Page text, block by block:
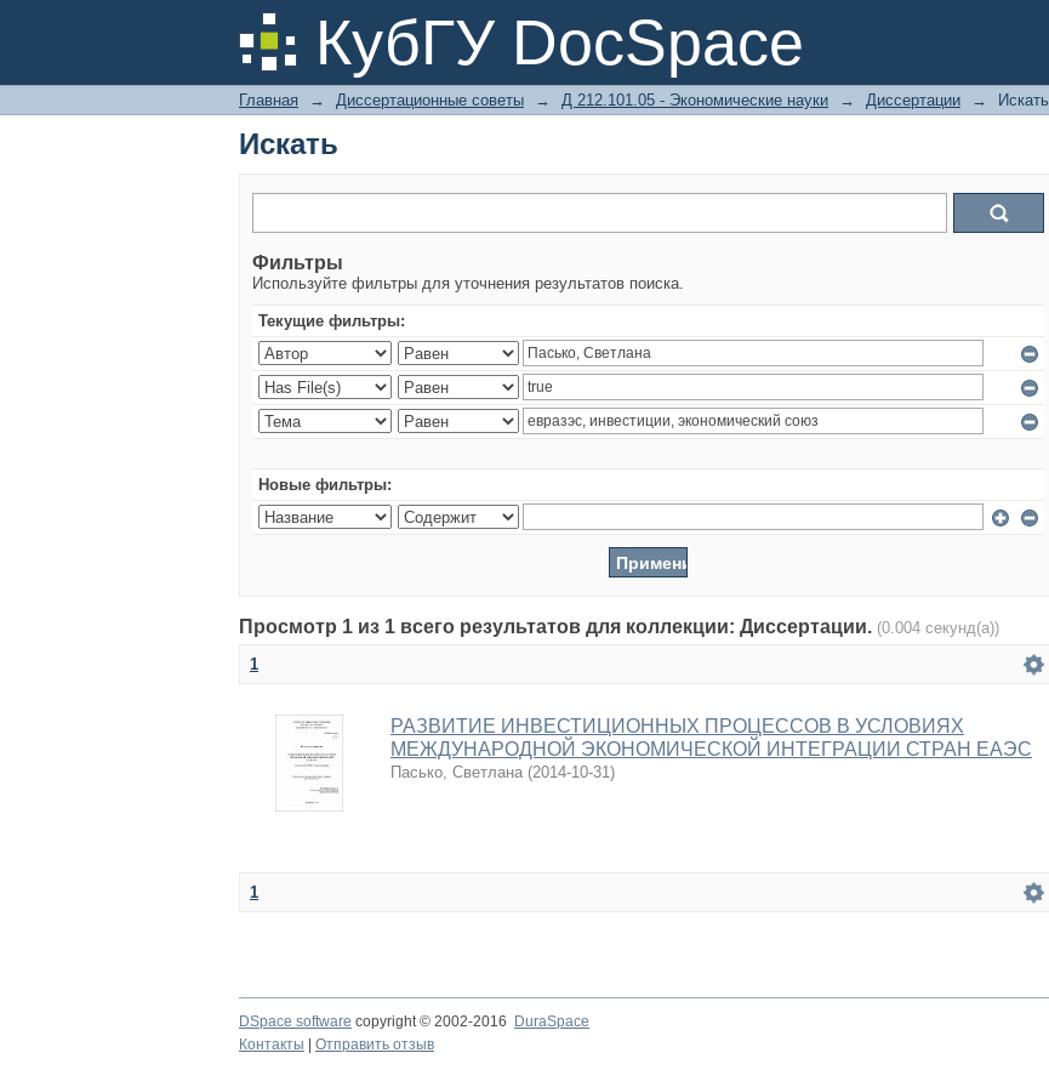
КубГУ DocSpace
Искать
Главная → Диссертационные советы → Д 212.101.05 - Экономические науки → Диссертации → Искать
Искать
Фильтры
Используйте фильтры для уточнения результатов поиска.
Текущие фильтры:
Новые фильтры:
Просмотр 1 из 1 всего результатов для коллекции: Диссертации. (0.004 секунд(а))
1
РАЗВИТИЕ ИНВЕСТИЦИОННЫХ ПРОЦЕССОВ В УСЛОВИЯХ
МЕЖДУНАРОДНОЙ ЭКОНОМИЧЕСКОЙ ИНТЕГРАЦИИ СТРАН ЕАЭС
Пасько, Светлана (2014-10-31)
1
DSpace software copyright © 2002-2016 DuraSpace
Контакты
Отправить отзыв